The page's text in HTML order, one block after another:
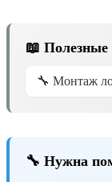
📖 Полезные
🔧 Монтаж
🔧 Нужна